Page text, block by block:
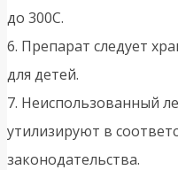
до 300С.
6. Препарат следует
для детей.
7. Неиспользованный
утилизируют в
законодательства.